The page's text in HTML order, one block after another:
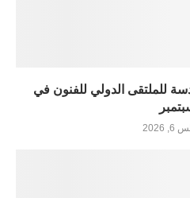
للملتقى الدولي للفنون في